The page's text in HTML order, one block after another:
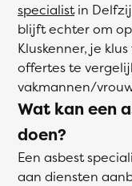
specialistin
blijft echter om
Kluskenner, je
offertes te
vakmannen/
Wat kan een
doen?
Een asbest
aan diensten